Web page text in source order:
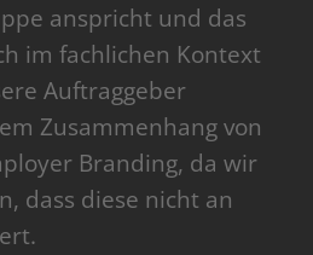
anspricht und das
im fachlichen Kontext
Auftraggeber
Zusammenhang von
Branding, da wir
dass diese nicht an